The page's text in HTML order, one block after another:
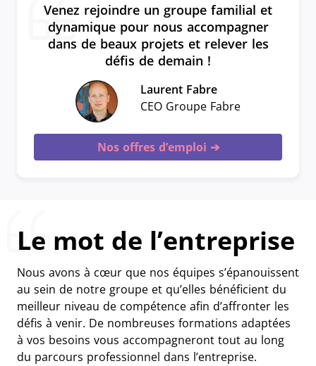
Venez rejoindre un groupe familial et
dynamique pour nous accompagner
dans de beaux projets et relever les
défis de demain !
Laurent Fabre
CEO Groupe Fabre
Nos offres d’emploi
Le mot de l’entreprise
Nous avons à cœur que nos équipes s’épanouissent
au sein de notre groupe et qu’elles bénéficient du
meilleur niveau de compétence afin d’affronter les
défis à venir. De nombreuses formations adaptées
à vos besoins vous accompagneront tout au long
du parcours professionnel dans l’entreprise.